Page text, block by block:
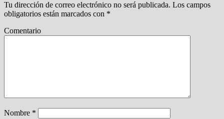
Tu dirección de correo electrónico no será publicada. Los campos
obligatorios están marcados con *
Comentario
Nombre *